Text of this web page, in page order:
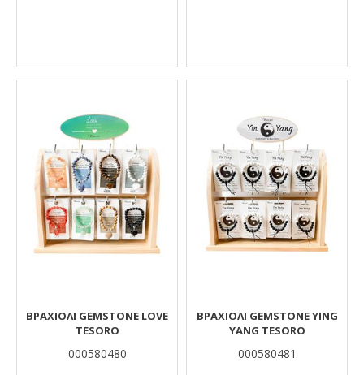
ΒΡΑΧΙΟΛΙ GEMSTONE LOVE
TESORO
000580480
ΒΡΑΧΙΟΛΙ GEMSTONE YING
YANG TESORO
000580481